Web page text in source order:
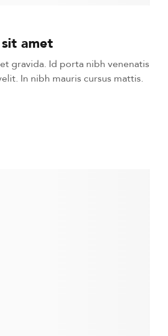
amet
gravida. Id porta nibh venenatis
In nibh mauris cursus mattis.